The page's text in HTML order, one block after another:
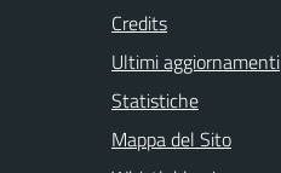
Credits
Ultimi aggiornamenti
Statistiche
Mappa del Sito